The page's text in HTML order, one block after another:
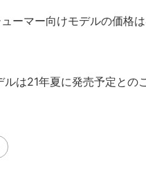
ーマー向けモデルの価格
は21年夏に発売予定との